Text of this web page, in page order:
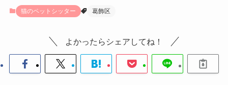
猫のペットシッター 葛飾区
よかったらシェアしてね！